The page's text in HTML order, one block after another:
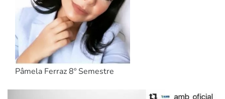
Pâmela Ferraz 8º Semestre